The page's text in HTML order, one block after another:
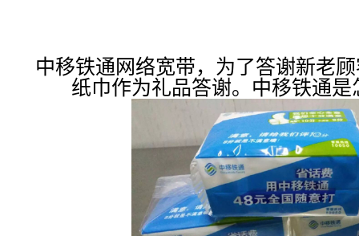
中移铁通网络宽带，为了答谢新老
纸巾作为礼品答谢。中移铁通